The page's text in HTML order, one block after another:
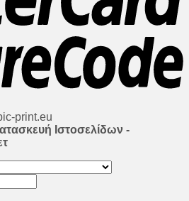
print.eu
Ιστοσελίδων -